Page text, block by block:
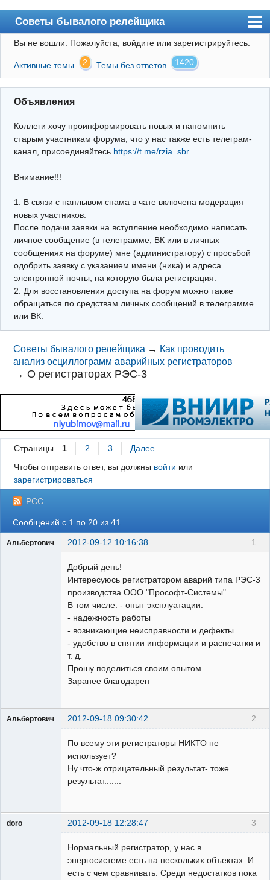
Советы бывалого релейщика
Форум
Правила
Поиск
Регистрация
Архив
Почта
Поиск релейщика
Видео РЗиА
Фотохостинг
Телеграм
Вы не вошли. Пожалуйста, войдите или зарегистрируйтесь.
Активные темы 2 Темы без ответов 1420
Объявления
Коллеги хочу проинформировать новых и напомнить
старым участникам форума, что у нас также есть телеграм-
канал, присоединяйтесь https://t.me/rzia_sbr
Внимание!!!
1. В связи с наплывом спама в чате включена модерация
новых участников.
После подачи заявки на вступление необходимо написать
личное сообщение (в телеграмме, ВК или в личных
сообщениях на форуме) мне (администратору) с просьбой
одобрить заявку с указанием имени (ника) и адреса
электронной почты, на которую была регистрация.
2. Для восстановления доступа на форум можно также
обращаться по средствам личных сообщений в телеграмме
или ВК.
Советы бывалого релейщика → Как проводить
анализ осциллограмм аварийных регистраторов
→О регистраторах РЭС-3
Страницы 1 2 3
Далее
Чтобы отправить ответ, вы должны войти или
зарегистрироваться
РСС
Сообщений с 1 по 20 из 41
1
Альбертович 2012-09-12 10:16:38
Добрый день!
Интересуюсь регистратором аварий типа РЭС-3
производства ООО "Прософт-Системы"
В том числе: - опыт эксплуатации.
- надежность работы
- возникающие неисправности и дефекты
- удобство в снятии информации и распечатки и
т. д.
Прошу поделиться своим опытом.
Заранее благодарен
2
Альбертович 2012-09-18 09:30:42
По всему эти регистраторы НИКТО не
использует?
Ну что-ж отрицательный результат- тоже
результат.......
3
doro 2012-09-18 12:28:47
Нормальный регистратор, у нас в
энергосистеме есть на нескольких объектах. И
есть с чем сравнивать. Среди недостатков пока